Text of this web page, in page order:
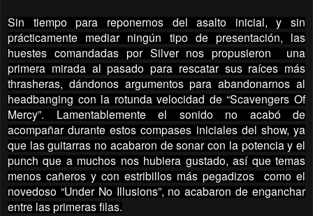
Sin tiempo para reponernos del asalto inicial, y sin
prácticamente mediar ningún tipo de presentación, las
huestes comandadas por Silver nos propusieron una
primera mirada al pasado para rescatar sus raíces más
thrasheras, dándonos argumentos para abandonarnos al
headbanging con la rotunda velocidad de “Scavengers Of
Mercy”. Lamentablemente el sonido no acabó de
acompañar durante estos compases iniciales del show, ya
que las guitarras no acabaron de sonar con la potencia y el
punch que a muchos nos hubiera gustado, así que temas
menos cañeros y con estribillos más pegadizos como el
novedoso “Under No Illusions”, no acabaron de enganchar
entre las primeras filas.